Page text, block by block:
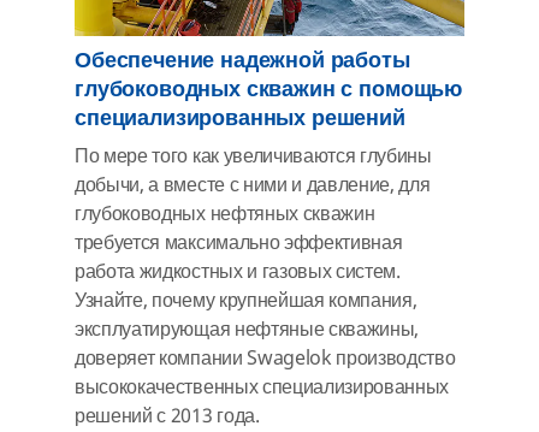
Обеспечение надежной работы
глубоководных скважин с помощью
специализированных решений
По мере того как увеличиваются глубины
добычи, а вместе с ними и давление, для
глубоководных нефтяных скважин
требуется максимально эффективная
работа жидкостных и газовых систем.
Узнайте, почему крупнейшая компания,
эксплуатирующая нефтяные скважины,
доверяет компании Swagelok производство
высококачественных специализированных
решений с 2013 года.